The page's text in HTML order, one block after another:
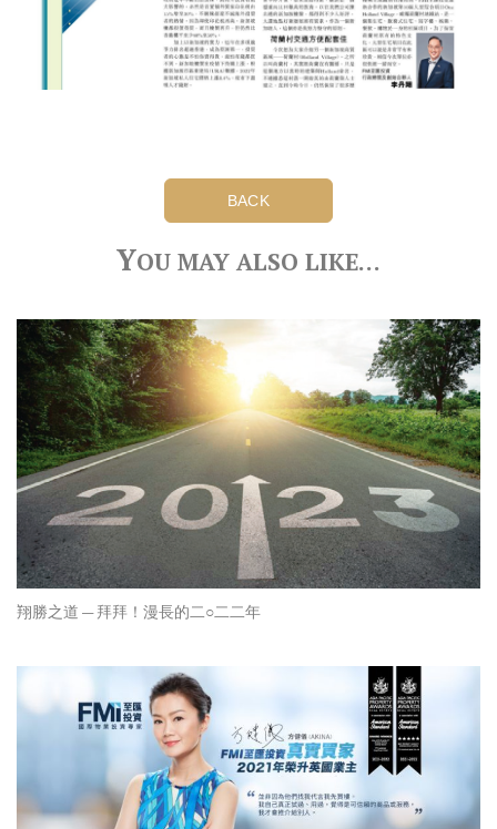
BACK
YOU MAY ALSO LIKE…
翔勝之道 — 拜拜！漫長的二○二二年